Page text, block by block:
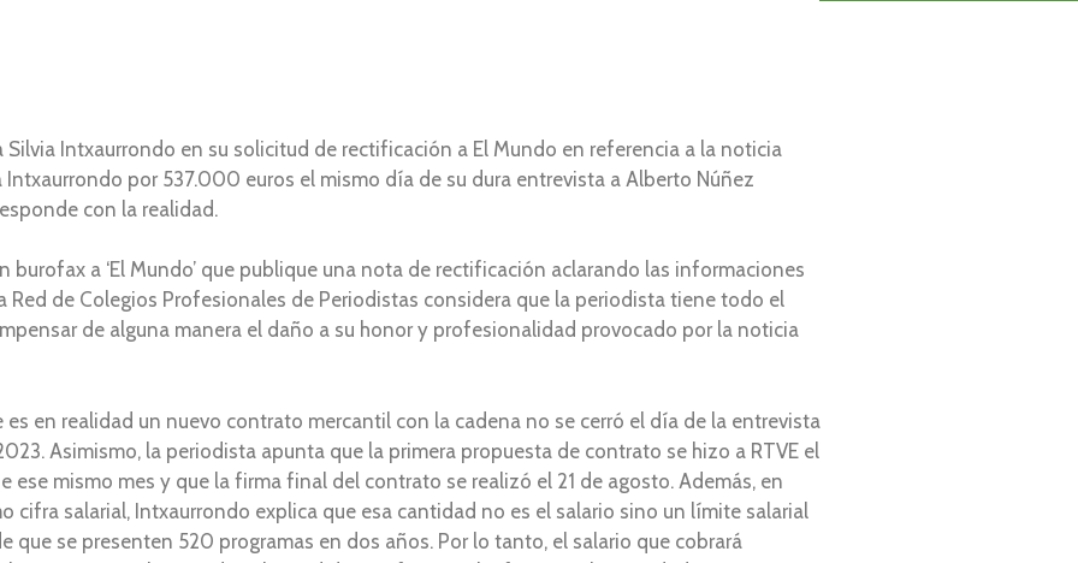
Intxaurrondo en su solicitud de rectificación a El Mundo en referencia a la noticia
por 537.000 euros el mismo día de su dura entrevista a Alberto Núñez
con la realidad.
a ‘El Mundo’ que publique una nota de rectificación aclarando las informaciones
de Colegios Profesionales de Periodistas considera que la periodista tiene todo el
de alguna manera el daño a su honor y profesionalidad provocado por la noticia
en realidad un nuevo contrato mercantil con la cadena no se cerró el día de la entrevista
Asimismo, la periodista apunta que la primera propuesta de contrato se hizo a RTVE el
ese mismo mes y que la firma final del contrato se realizó el 21 de agosto. Además, en
cifra salarial, Intxaurrondo explica que esa cantidad no es el salario sino un límite salarial
se presenten 520 programas en dos años. Por lo tanto, el salario que cobrará